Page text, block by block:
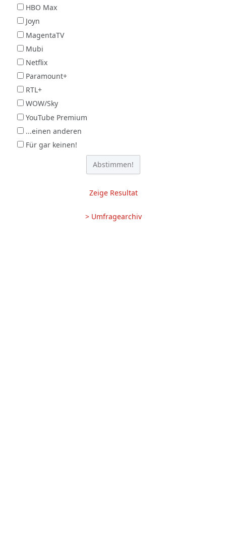
HBO Max
Joyn
MagentaTV
Mubi
Netflix
Paramount+
RTL+
WOW/Sky
YouTube Premium
...einen anderen
Für gar keinen!
Zeige Resultat
> Umfragearchiv